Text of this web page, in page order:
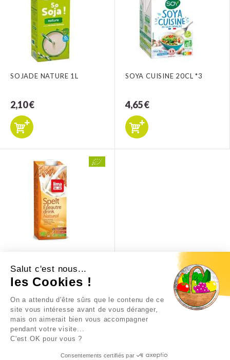
Salut c'est nous...
les Cookies !
On a attendu d'être sûrs que le contenu de ce
site vous intéresse avant de vous déranger,
mais on aimerait bien vous accompagner
pendant votre visite...
C'est OK pour vous ?
Consentements certifiés par
SOJADE NATURE 1L
2,10 €
SOYA CUISINE 20CL *3
4,65 €
1L
2,39 €